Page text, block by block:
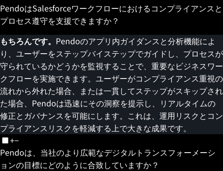
PendoはSalesforceワークフローにおけるコンプライアンスと
プロセス遵守を支援できますか？
もちろんです。 Pendoのアプリ内ガイダンスと分析機能によ
り、ユーザーをステップバイステップでガイドし、プロセスが
守られているかどうかを監視することで、重要なビジネスワー
クフローを実施できます。ユーザーがコンプライアンス重視の
流れから外れた場合、または一貫してステップがスキップされ
た場合、Pendoは迅速にその洞察を提示し、リアルタイムの
修正とガバナンスを可能にします。これは、運用リスクとコン
プライアンスリスクを軽減する上で大きな成果です。
+−
Pendoは、当社のより広範なデジタルトランスフォーメーシ
ョンの目標にどのように合致していますか？